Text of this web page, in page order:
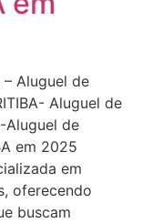
– Aluguel de
Aluguel de
Aluguel de
em 2025
em
oferecendo
buscam